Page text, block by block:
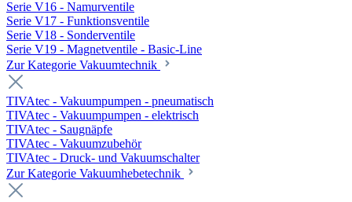
Serie V16 - Namurventile
Serie V17 - Funktionsventile
Serie V18 - Sonderventile
Serie V19 - Magnetventile - Basic-Line
Zur Kategorie Vakuumtechnik
TIVAtec - Vakuumpumpen - pneumatisch
TIVAtec - Vakuumpumpen - elektrisch
TIVAtec - Saugnäpfe
TIVAtec - Vakuumzubehör
TIVAtec - Druck- und Vakuumschalter
Zur Kategorie Vakuumhebetechnik